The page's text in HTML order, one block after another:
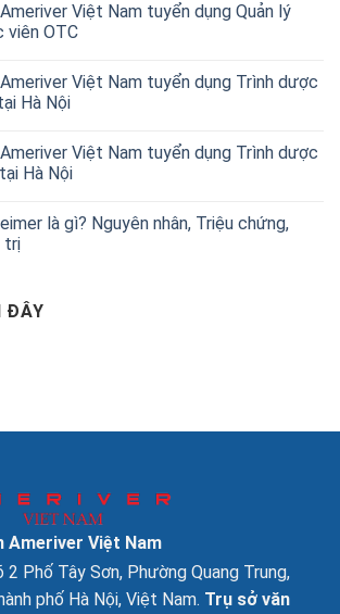
Việt Nam tuyển dụng Quản lý
viên OTC
Ameriver Việt Nam tuyển dụng Trình dược
Hà Nội
Ameriver Việt Nam tuyển dụng Trình dược
Hà Nội
là gì? Nguyên nhân, Triệu chứng,
trị
ĐÂY
Ameriver Việt Nam
2 Phố Tây Sơn, Phường Quang Trung,
phố Hà Nội, Việt Nam. Trụ sở văn